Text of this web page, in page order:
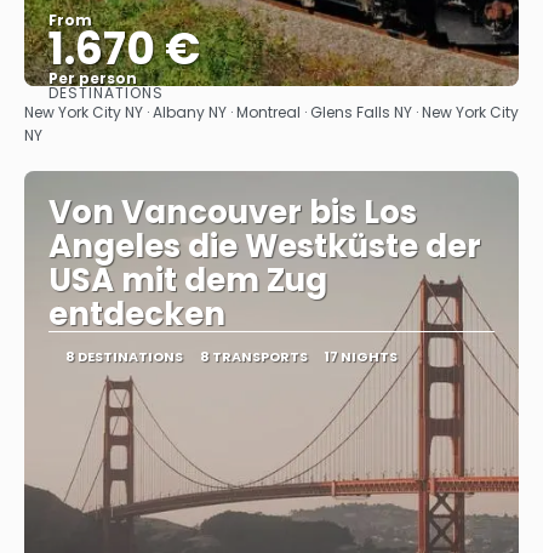
From
1.670 €
Per person
See
DESTINATIONS
New York City NY · Albany NY · Montreal · Glens Falls NY · New York City
NY
Von Vancouver bis Los
Angeles die Westküste der
USA mit dem Zug
entdecken
8 DESTINATIONS 8 TRANSPORTS 17 NIGHTS